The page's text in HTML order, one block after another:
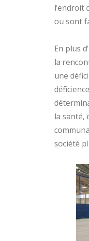
l’endroit
ou sont
En plus
la
une
la santé,
société